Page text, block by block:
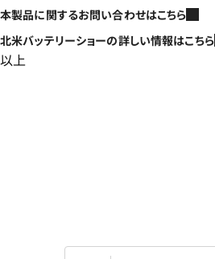
本製品に関するお問い合わせはこちら
北米バッテリーショーの詳しい情報はこちら
以上